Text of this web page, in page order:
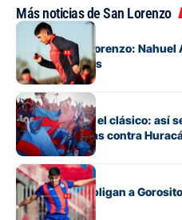
Más noticias de San Lorenzo
Fútbol
Alivio en San Lorenzo:
buenas noticias
Fútbol
Todo listo para el clásico: así
venta de plateas contra
Fútbol
Las lesiones obligan a